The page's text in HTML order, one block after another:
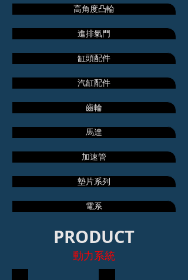
高角度凸輪
進排氣門
缸頭配件
汽缸配件
齒輪
馬達
加速管
墊片系列
電系
PRODUCT
動力系統